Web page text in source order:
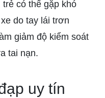
có thể gặp khó
do tay lái trơn
giảm độ kiểm soát
tai nạn.
uy tín